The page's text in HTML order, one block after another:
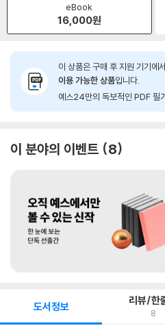
eBook
16,000원
이 상품은 구매 후 지원 기기에서
이용 가능한 상품입니다.
예스24만의 독보적인 PDF 필
이 분야의 이벤트 8
도서정보 리뷰/한
8